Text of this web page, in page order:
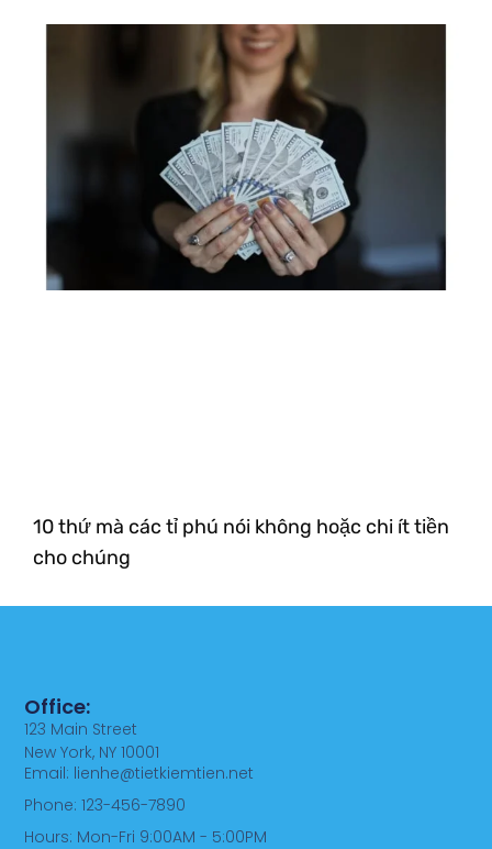
10 thứ mà các tỉ phú nói không hoặc chi ít tiền
cho chúng
Office:
123 Main Street
New York, NY 10001
Email: lienhe@tietkiemtien.net
Phone: 123-456-7890
Hours: Mon-Fri 9:00AM - 5:00PM